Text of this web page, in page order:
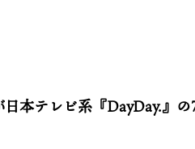
本テレビ系『DayDay.』